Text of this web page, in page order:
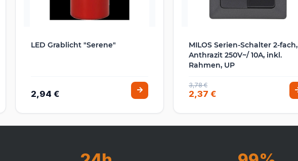
LED Grablicht "Serene"
2,94 €
MILOS Serien-Schalter 2-fach,
Anthrazit 250V~/ 10A, inkl.
Rahmen, UP
3,78 €
2,37 €